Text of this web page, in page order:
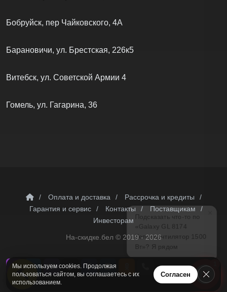
Бобруйск, пер Чайковского, 4А
Барановичи, ул. Брестская, 226к5
Витебск, ул. Советской Армии 4
Гомель, ул. Гагарина, 36
/ Оплата и доставка / Рассрочка и кредиты
/
Гарантия и сервис
/ Контакты / Поставщикам
/
Инвесторам
На-скидке.бел ©2019 - 2026
Мы используем cookies. Продолжая
пользоваться сайтом, вы соглашаетесь с их
использованием.
Согласен
Подсказать что-то по
«Galaxy GL 8174
Тепловентилятор 1500
Вт»? Я рядом
×
А